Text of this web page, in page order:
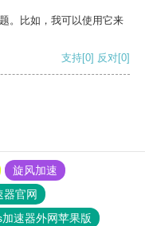
。比如，我可以使用它来
支持[0] 反对[0]
旋风加速
器官网
速器外网苹果版